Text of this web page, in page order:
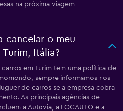
na próxima viagem
cancelar o meu
Itália?
em Turim tem uma política de
sempre informamos nos
de carros se a empresa cobra
As principais agências de
a Autovia, a LOCAUTO e a